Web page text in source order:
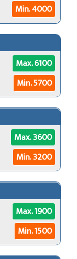
Min. 4000
Max. 6100
Min. 5700
Max. 3600
Min. 3200
Max. 1900
Min. 1500